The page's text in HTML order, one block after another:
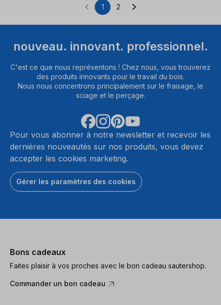
Page
1 Page
2
nouveau. innovant. professionnel.
C'est ce que nous représentons ! Chez nous, vous trouverez
des produits innovants pour le travail du bois.
Nous nous concentrons principalement sur le fraisage, le
sciage et le perçage.
Pour vous abonner à notre newsletter et recevoir les
dernières nouveautés sur nos produits, vous devez
accepter les cookies marketing.
Gérer les paramètres des cookies
Bons cadeaux
Faites plaisir à vos proches avec le bon cadeau sautershop.
Commander un bon cadeau